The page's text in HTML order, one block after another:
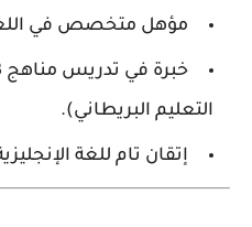
مؤهل متخصص في اللغة
التعليم البريطاني).
إتقان تام للغة